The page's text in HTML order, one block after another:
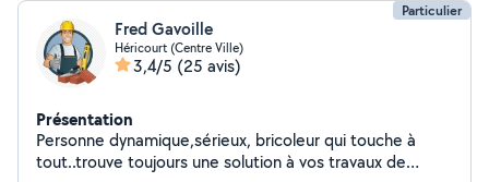
Particulier
Fred Gavoille
Héricourt (Centre Ville)
3,4/5 (25 avis)
Présentation
Personne dynamique,sérieux, bricoleur qui touche à
tout..trouve toujours une solution à vos travaux de